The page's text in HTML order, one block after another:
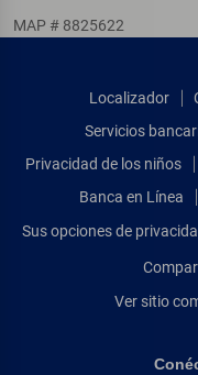
MAP # 8825622
Localizador
Servicios
Privacidad de los niños
Banca en Línea
Sus opciones de
Ver sitio